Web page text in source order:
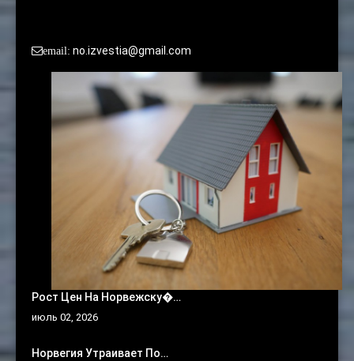
email: no.izvestia@gmail.com
Рост Цен На Норвежску�…
июль 02, 2026
Норвегия Утраивает По…